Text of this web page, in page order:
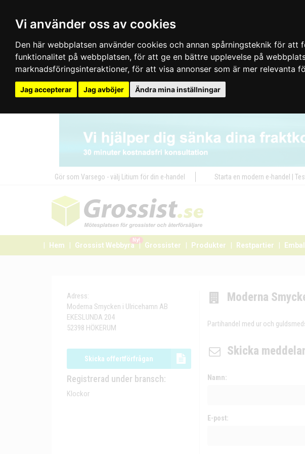
Vi använder oss av cookies
Den här webbplatsen använder cookies och annan spårningsteknik för
funktionalitet på webbplatsen, för att ge en bättre upplevelse på
marknadsföringsinteraktioner, för att visa annonser som är mer relevanta
Jag accepterar Jag avböjer Ändra mina inställningar
Gör som Varsego - välj Litium för din e-handel Starta en modern e-handel |
Hem Grossist Webbyrå
Ny!
Grossister Produkter Restpartier
Adress:
Moderna Smycken i Ulricehamn AB
EKESLUNDA 204
52398 HÖKERUM
Skicka offertförfrågan
Registrerad under bransch:
Klockor
Moderna
Partihandel med ur och
Skicka
Namn:
E-post: